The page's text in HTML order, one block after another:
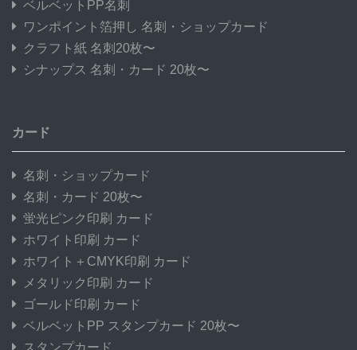
ベルベットPP名刺
ワンポイント箔押し 名刺・ショップカード
クラフト紙 名刺20枚〜
シナップス 名刺・カード 20枚〜
カード
名刺・ショップカード
名刺・カード 20枚〜
蛍光ピンク印刷 カード
ホワイト印刷 カード
ホワイト＋CMYK印刷 カード
メタリック印刷 カード
ゴールド印刷 カード
ベルベットPP スタンプカード 20枚〜
スタンプカード